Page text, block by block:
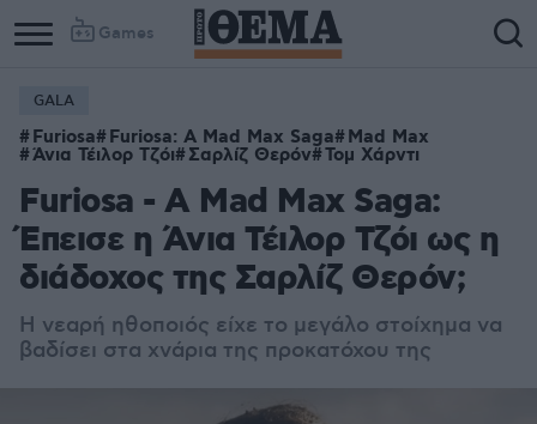
Games
GALA
Furiosa Furiosa: A Mad Max Saga Mad Max
Άνια Τέιλορ Τζόι Σαρλίζ Θερόν Τομ Χάρντι
Furiosa - A Mad Max Saga:
Έπεισε η Άνια Τέιλορ Τζόι ως η
διάδοχος της Σαρλίζ Θερόν;
Η νεαρή ηθοποιός είχε το μεγάλο στοίχημα να
βαδίσει στα χνάρια της προκατόχου της